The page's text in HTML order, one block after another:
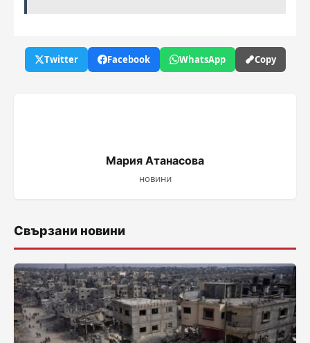
Twitter Facebook WhatsApp Copy
Мария Атанасова
новини
Свързани новини